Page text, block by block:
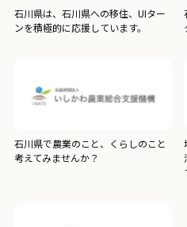
石川県は、石川県への移住、UIター
ンを積極的に応援しています。
石川県で農業のこと、くらしのこと
考えてみませんか？